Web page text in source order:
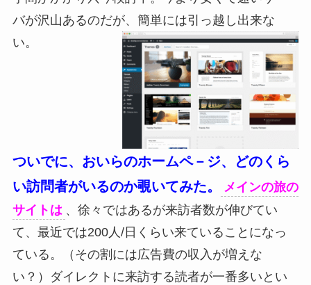
バが沢山あるのだが、簡単には引っ越し出来な
い。
ついでに、おいらのホームペ－ジ、どのくら
い訪問者がいるのか覗いてみた。
メインの旅の
サイトは 、徐々ではあるが来訪者数が伸びてい
て、最近では200人/日くらい来ていることになっ
ている。（その割には広告費の収入が増えな
い？）ダイレクトに来訪する読者が一番多いとい